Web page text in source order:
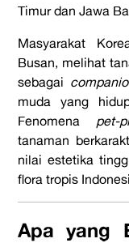
Timur dan Jawa
Masyarakat
Busan, melihat
sebagai
muda yang
Fenomena pet-
tanaman
nilai estetika
flora tropis
Apa yang